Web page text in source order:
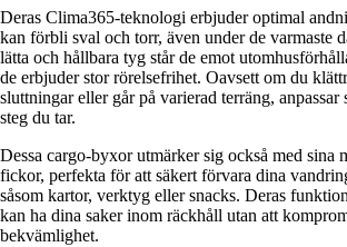
Deras Clima365-teknologi erbjuder optimal
kan förbli sval och torr, även under de varmaste
lätta och hållbara tyg står de emot
de erbjuder stor rörelsefrihet. Oavsett om du
sluttningar eller går på varierad terräng,
steg du tar.
Dessa cargo-byxor utmärker sig också med sina
fickor, perfekta för att säkert förvara dina
såsom kartor, verktyg eller snacks. Deras
kan ha dina saker inom räckhåll utan att
bekvämlighet.